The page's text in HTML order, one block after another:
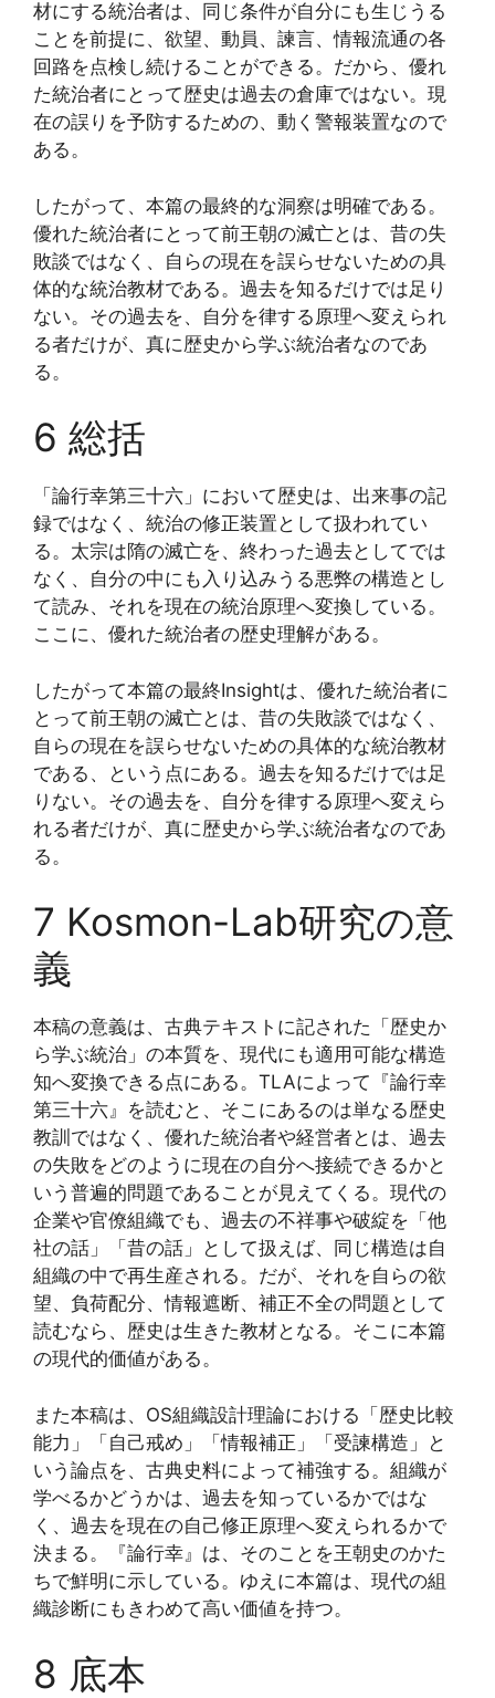
材にする統治者は、同じ条件が自分にも生じうる
ことを前提に、欲望、動員、諫言、情報流通の各
回路を点検し続けることができる。だから、優れ
た統治者にとって歴史は過去の倉庫ではない。現
在の誤りを予防するための、動く警報装置なので
ある。
したがって、本篇の最終的な洞察は明確である。
優れた統治者にとって前王朝の滅亡とは、昔の失
敗談ではなく、自らの現在を誤らせないための具
体的な統治教材である。過去を知るだけでは足り
ない。その過去を、自分を律する原理へ変えられ
る者だけが、真に歴史から学ぶ統治者なのであ
る。
6 総括
「論行幸第三十六」において歴史は、出来事の記
録ではなく、統治の修正装置として扱われてい
る。太宗は隋の滅亡を、終わった過去としてでは
なく、自分の中にも入り込みうる悪弊の構造とし
て読み、それを現在の統治原理へ変換している。
ここに、優れた統治者の歴史理解がある。
したがって本篇の最終Insightは、優れた統治者に
とって前王朝の滅亡とは、昔の失敗談ではなく、
自らの現在を誤らせないための具体的な統治教材
である、という点にある。過去を知るだけでは足
りない。その過去を、自分を律する原理へ変えら
れる者だけが、真に歴史から学ぶ統治者なのであ
る。
7 Kosmon-Lab研究の意
義
本稿の意義は、古典テキストに記された「歴史か
ら学ぶ統治」の本質を、現代にも適用可能な構造
知へ変換できる点にある。TLAによって『論行幸
第三十六』を読むと、そこにあるのは単なる歴史
教訓ではなく、優れた統治者や経営者とは、過去
の失敗をどのように現在の自分へ接続できるかと
いう普遍的問題であることが見えてくる。現代の
企業や官僚組織でも、過去の不祥事や破綻を「他
社の話」「昔の話」として扱えば、同じ構造は自
組織の中で再生産される。だが、それを自らの欲
望、負荷配分、情報遮断、補正不全の問題として
読むなら、歴史は生きた教材となる。そこに本篇
の現代的価値がある。
また本稿は、OS組織設計理論における「歴史比較
能力」「自己戒め」「情報補正」「受諫構造」と
いう論点を、古典史料によって補強する。組織が
学べるかどうかは、過去を知っているかではな
く、過去を現在の自己修正原理へ変えられるかで
決まる。『論行幸』は、そのことを王朝史のかた
ちで鮮明に示している。ゆえに本篇は、現代の組
織診断にもきわめて高い価値を持つ。
8 底本